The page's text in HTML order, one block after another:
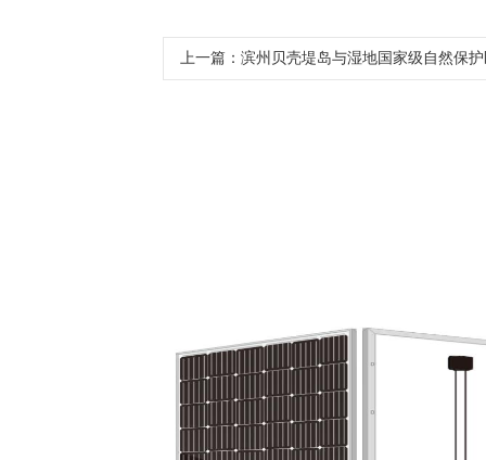
上一篇： 滨州贝壳堤岛与湿地国家级自然保